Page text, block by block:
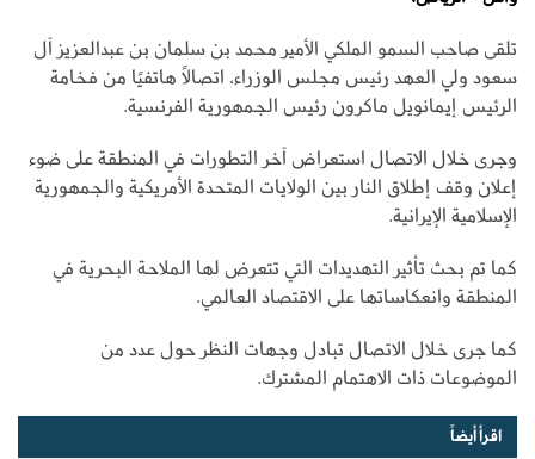
تلقى صاحب السمو الملكي الأمير محمد بن سلمان بن عبدالعزيز آل
سعود ولي العهد رئيس مجلس الوزراء، اتصالًا هاتفيًا من فخامة
الرئيس إيمانويل ماكرون رئيس الجمهورية الفرنسية.
وجرى خلال الاتصال استعراض آخر التطورات في المنطقة على ضوء
إعلان وقف إطلاق النار بين الولايات المتحدة الأمريكية والجمهورية
الإسلامية الإيرانية.
كما تم بحث تأثير التهديدات التي تتعرض لها الملاحة البحرية في
المنطقة وانعكاساتها على الاقتصاد العالمي.
كما جرى خلال الاتصال تبادل وجهات النظر حول عدد من
الموضوعات ذات الاهتمام المشترك.
اقرأ أيضاً